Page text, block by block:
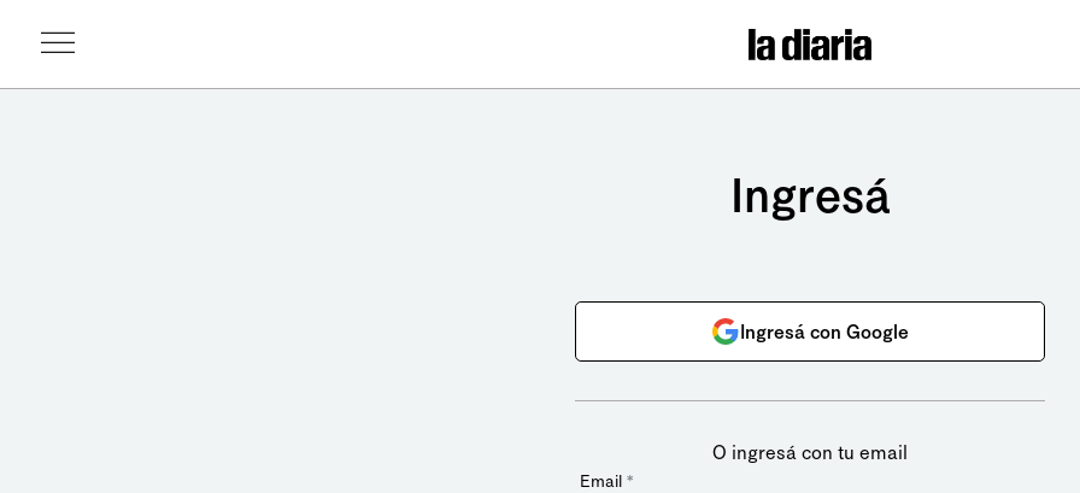
Ingresá
Ingresá con Google
O ingresá con tu email
Email *